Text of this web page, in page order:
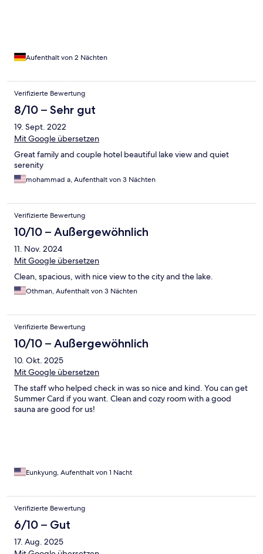
Aufenthalt von 2 Nächten
Verifizierte Bewertung
8/10 – Sehr gut
19. Sept. 2022
Mit Google übersetzen
Great family and couple hotel beautiful lake view and quiet
serenity
mohammad a, Aufenthalt von 3 Nächten
Verifizierte Bewertung
10/10 – Außergewöhnlich
11. Nov. 2024
Mit Google übersetzen
Clean, spacious, with nice view to the city and the lake.
Othman, Aufenthalt von 3 Nächten
Verifizierte Bewertung
10/10 – Außergewöhnlich
10. Okt. 2025
Mit Google übersetzen
The staff who helped check in was so nice and kind. You can get
Summer Card if you want. Clean and cozy room with a good
sauna are good for us!
Eunkyung, Aufenthalt von 1 Nacht
Verifizierte Bewertung
6/10 – Gut
17. Aug. 2025